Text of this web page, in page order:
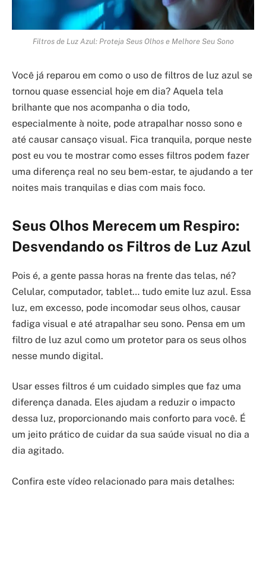
Filtros de Luz Azul: Proteja Seus Olhos e Melhore Seu Sono
Você já reparou em como o uso de filtros de luz azul se
tornou quase essencial hoje em dia? Aquela tela
brilhante que nos acompanha o dia todo,
especialmente à noite, pode atrapalhar nosso sono e
até causar cansaço visual. Fica tranquila, porque neste
post eu vou te mostrar como esses filtros podem fazer
uma diferença real no seu bem-estar, te ajudando a ter
noites mais tranquilas e dias com mais foco.
Seus Olhos Merecem um Respiro:
Desvendando os Filtros de Luz Azul
Pois é, a gente passa horas na frente das telas, né?
Celular, computador, tablet… tudo emite luz azul. Essa
luz, em excesso, pode incomodar seus olhos, causar
fadiga visual e até atrapalhar seu sono. Pensa em um
filtro de luz azul como um protetor para os seus olhos
nesse mundo digital.
Usar esses filtros é um cuidado simples que faz uma
diferença danada. Eles ajudam a reduzir o impacto
dessa luz, proporcionando mais conforto para você. É
um jeito prático de cuidar da sua saúde visual no dia a
dia agitado.
Confira este vídeo relacionado para mais detalhes: